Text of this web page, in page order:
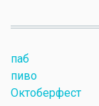
паб
пиво
Октоберфест